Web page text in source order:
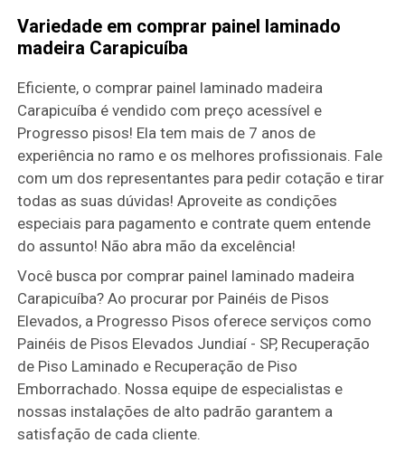
Variedade em comprar painel laminado
madeira Carapicuíba
Eficiente, o comprar painel laminado madeira
Carapicuíba é vendido com preço acessível e
Progresso pisos! Ela tem mais de 7 anos de
experiência no ramo e os melhores profissionais. Fale
com um dos representantes para pedir cotação e tirar
todas as suas dúvidas! Aproveite as condições
especiais para pagamento e contrate quem entende
do assunto! Não abra mão da excelência!
Você busca por comprar painel laminado madeira
Carapicuíba? Ao procurar por Painéis de Pisos
Elevados, a Progresso Pisos oferece serviços como
Painéis de Pisos Elevados Jundiaí - SP, Recuperação
de Piso Laminado e Recuperação de Piso
Emborrachado. Nossa equipe de especialistas e
nossas instalações de alto padrão garantem a
satisfação de cada cliente.